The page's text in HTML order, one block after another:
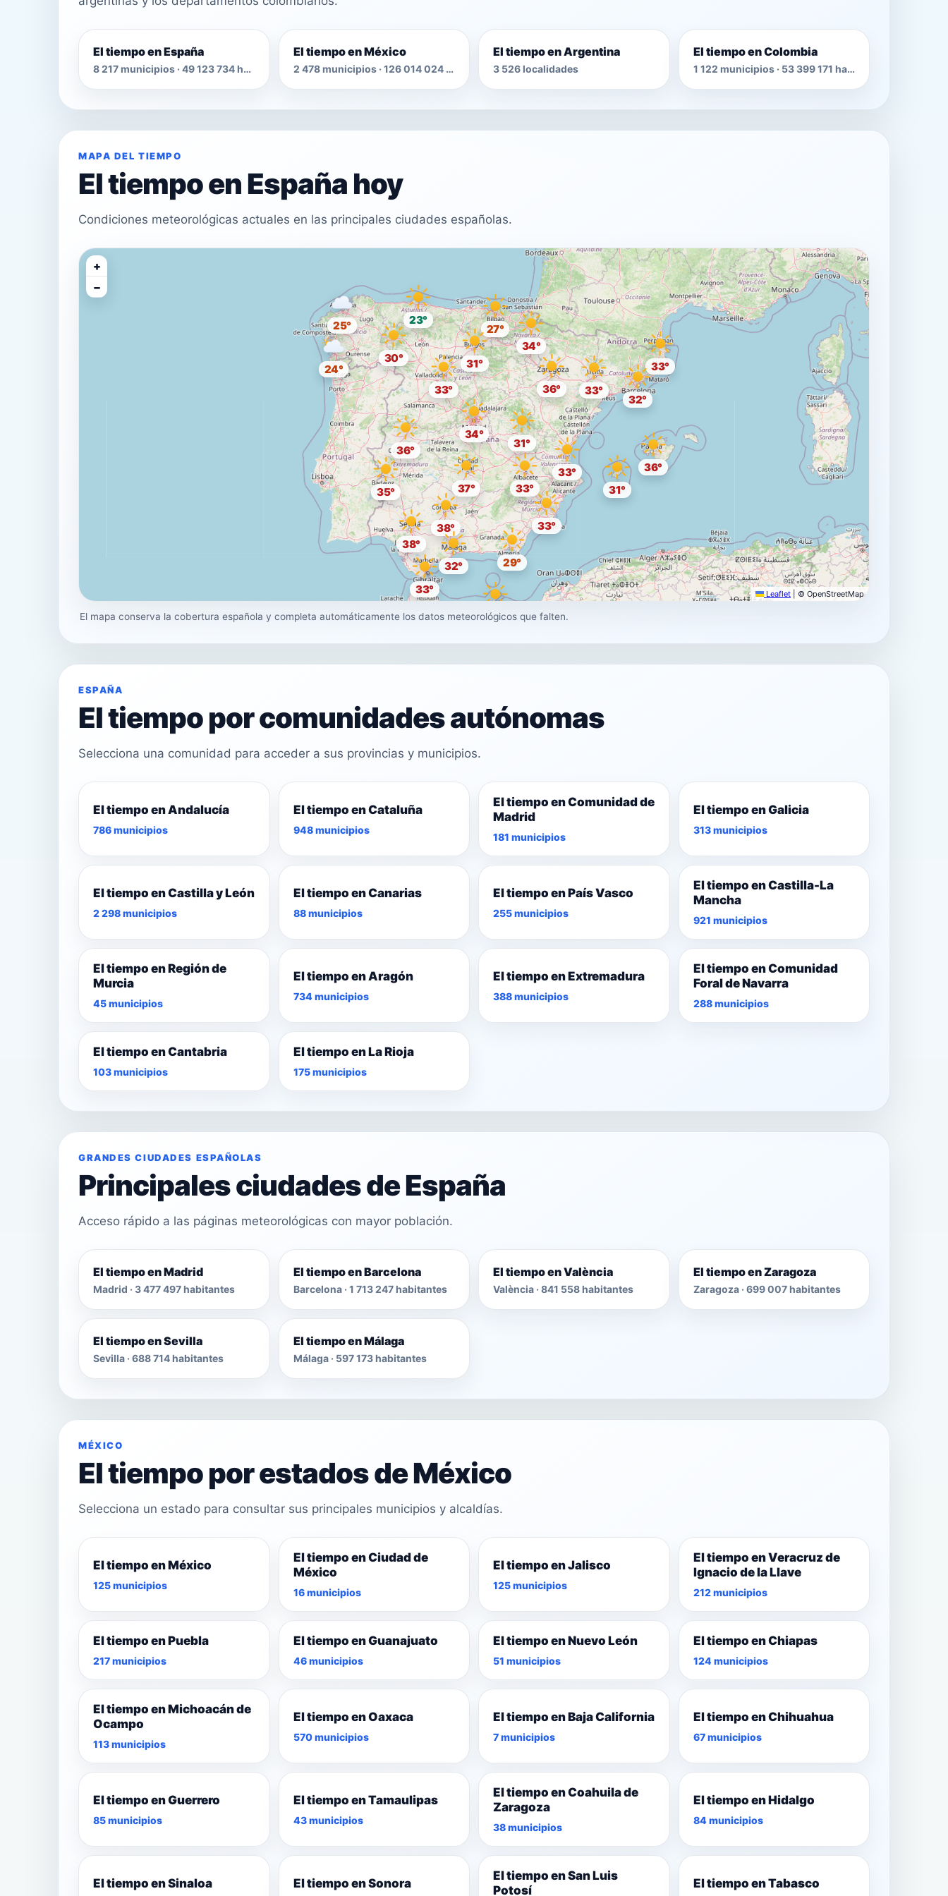
El tiempo en España
8 217 municipios · 49 123 734 habitantes
El tiempo en México
2 478 municipios · 126 014 024 habitantes
El tiempo en Argentina
3 526 localidades
El tiempo en Colombia
1 122 municipios · 53 399 171 habitantes
MAPA DEL TIEMPO
El tiempo en España hoy
Condiciones meteorológicas actuales en las principales ciudades españolas.
34°
32°
33°
36°
38°
32°
33°
36°
27°
27°
38°
33°
24°
23°
25°
34°
29°
31°
33°
35°
33°
33°
28°
31°
37°
30°
31°
31°
33°
36°
+
−
Leaflet © OpenStreetMap
El mapa conserva la cobertura española y completa automáticamente los datos meteorológicos que falten.
ESPAÑA
El tiempo por comunidades autónomas
Selecciona una comunidad para acceder a sus provincias y municipios.
El tiempo en Andalucía
786 municipios
El tiempo en Cataluña
948 municipios
El tiempo en Comunidad de
Madrid
181 municipios
El tiempo en Galicia
313 municipios
El tiempo en Castilla y León
2 298 municipios
El tiempo en Canarias
88 municipios
El tiempo en País Vasco
255 municipios
El tiempo en Castilla-La
Mancha
921 municipios
El tiempo en Región de
Murcia
45 municipios
El tiempo en Aragón
734 municipios
El tiempo en Extremadura
388 municipios
El tiempo en Comunidad
Foral de Navarra
288 municipios
El tiempo en Cantabria
103 municipios
El tiempo en La Rioja
175 municipios
GRANDES CIUDADES ESPAÑOLAS
Principales ciudades de España
Acceso rápido a las páginas meteorológicas con mayor población.
El tiempo en Madrid
Madrid · 3 477 497 habitantes
El tiempo en Barcelona
Barcelona · 1 713 247 habitantes
El tiempo en València
València · 841 558 habitantes
El tiempo en Zaragoza
Zaragoza · 699 007 habitantes
El tiempo en Sevilla
Sevilla · 688 714 habitantes
El tiempo en Málaga
Málaga · 597 173 habitantes
MÉXICO
El tiempo por estados de México
Selecciona un estado para consultar sus principales municipios y alcaldías.
El tiempo en México
125 municipios
El tiempo en Ciudad de
México
16 municipios
El tiempo en Jalisco
125 municipios
El tiempo en Veracruz de
Ignacio de la Llave
212 municipios
El tiempo en Puebla
217 municipios
El tiempo en Guanajuato
46 municipios
El tiempo en Nuevo León
51 municipios
El tiempo en Chiapas
124 municipios
El tiempo en Michoacán de
Ocampo
113 municipios
El tiempo en Oaxaca
570 municipios
El tiempo en Baja California
7 municipios
El tiempo en Chihuahua
67 municipios
El tiempo en Guerrero
85 municipios
El tiempo en Tamaulipas
43 municipios
El tiempo en Coahuila de
Zaragoza
38 municipios
El tiempo en Hidalgo
84 municipios
El tiempo en Sinaloa El tiempo en Sonora
El tiempo en San Luis
Potosí
El tiempo en Tabasco